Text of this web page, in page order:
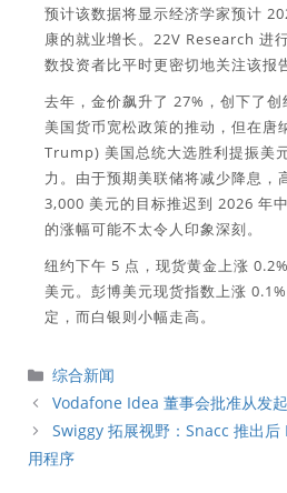
预计该数据将显示经济学家预计
康的就业增长。22V Research 进
数投资者比平时更密切地关注该报
去年，金价飙升了 27%，创下了
美国货币宽松政策的推动，但在唐
Trump) 美国总统大选胜利提振美
力。由于预期美联储将减少降息，
3,000 美元的目标推迟到 2026 年
的涨幅可能不太令人印象深刻。
纽约下午 5 点，现货黄金上涨
美元。彭博美元现货指数上涨
定，而白银则小幅走高。
分
類
综合新闻
Vodafone Idea 董事会批准从发
Swiggy 拓展视野：Snacc 推出
用程序